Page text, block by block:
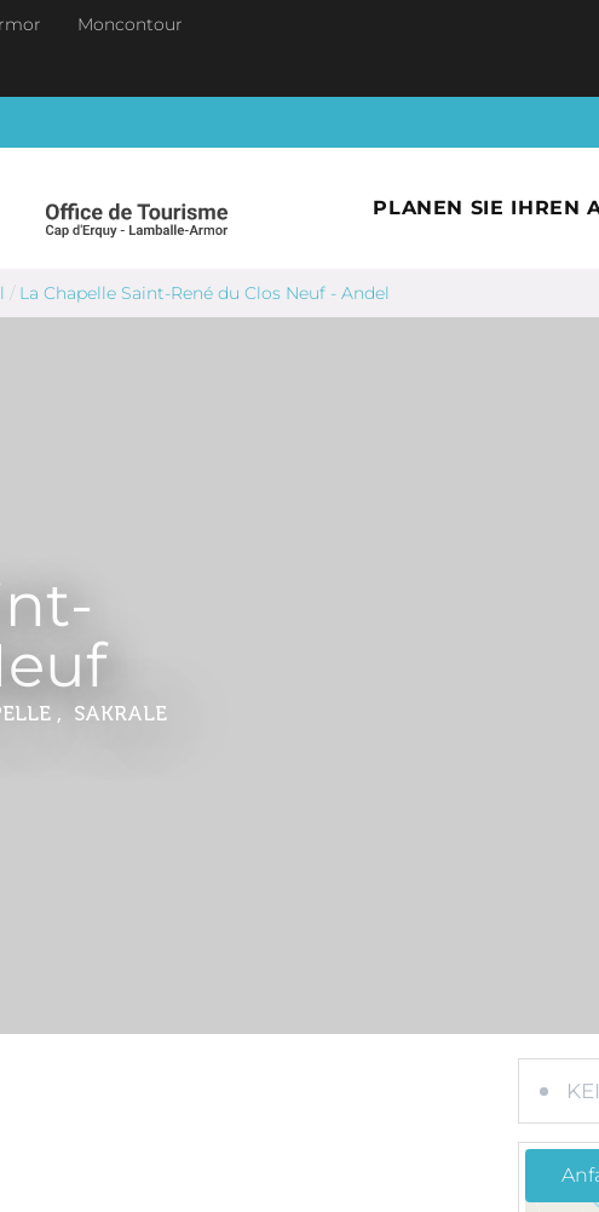
Moncontour
PLANEN SIE IHREN
/ La Chapelle Saint-René du Clos Neuf - Andel
, SAKRALE